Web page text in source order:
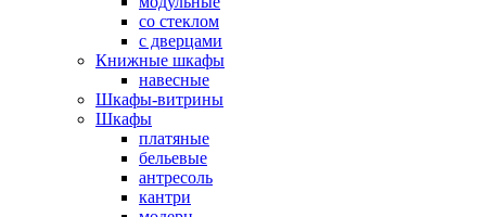
со стеклом
с дверцами
Книжные шкафы
навесные
Шкафы-витрины
Шкафы
платяные
бельевые
антресоль
кантри